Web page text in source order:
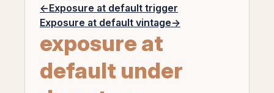
←Exposure at default trigger
Exposure at default vintage→
exposure at
default under